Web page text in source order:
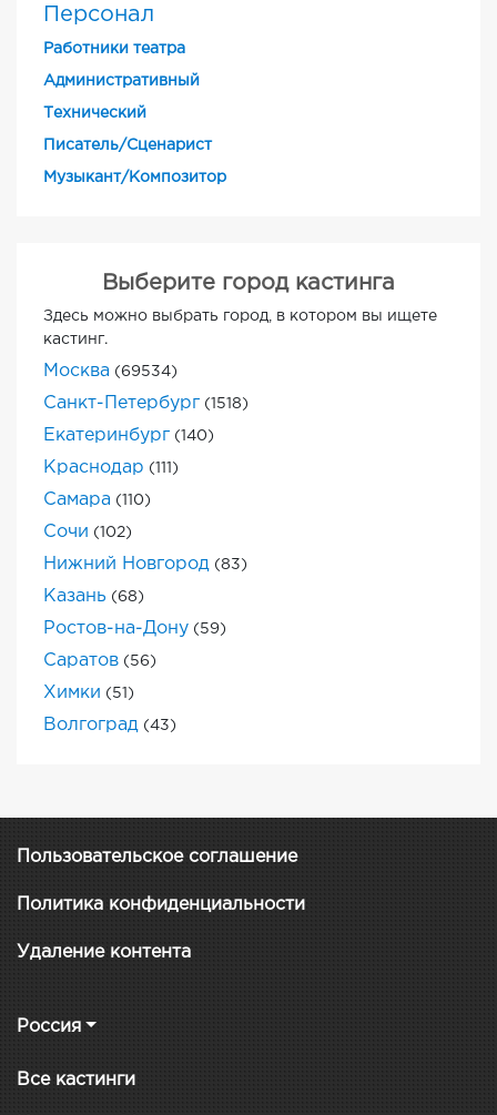
Персонал
Работники театра
Административный
Технический
Писатель/Сценарист
Музыкант/Композитор
Выберите город кастинга
Здесь можно выбрать город, в котором вы ищете
кастинг.
Москва (69534)
Санкт-Петербург (1518)
Екатеринбург (140)
Краснодар (111)
Самара (110)
Сочи (102)
Нижний Новгород (83)
Казань (68)
Ростов-на-Дону (59)
Саратов (56)
Химки (51)
Волгоград (43)
Пользовательское соглашение
Политика конфиденциальности
Удаление контента
Россия
Все кастинги